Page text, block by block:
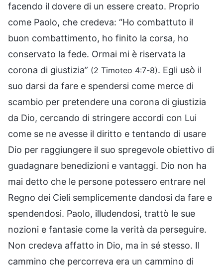
facendo il dovere di un essere creato. Proprio
come Paolo, che credeva: “Ho combattuto il
buon combattimento, ho finito la corsa, ho
conservato la fede. Ormai mi è riservata la
corona di giustizia” (2 Timoteo 4:7-8). Egli usò il
suo darsi da fare e spendersi come merce di
scambio per pretendere una corona di giustizia
da Dio, cercando di stringere accordi con Lui
come se ne avesse il diritto e tentando di usare
Dio per raggiungere il suo spregevole obiettivo di
guadagnare benedizioni e vantaggi. Dio non ha
mai detto che le persone potessero entrare nel
Regno dei Cieli semplicemente dandosi da fare e
spendendosi. Paolo, illudendosi, trattò le sue
nozioni e fantasie come la verità da perseguire.
Non credeva affatto in Dio, ma in sé stesso. Il
cammino che percorreva era un cammino di